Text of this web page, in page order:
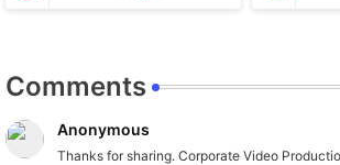
Comments
Anonymous
Thanks for sharing. Corporate Video